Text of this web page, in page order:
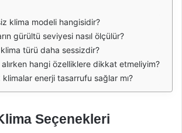
klima modeli hangisidir?
gürültü seviyesi nasıl ölçülür?
türü daha sessizdir?
hangi özelliklere dikkat etmeliyim?
klimalar enerji tasarrufu sağlar mı?
Seçenekleri